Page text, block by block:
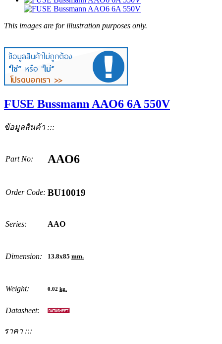
This images are for illustration purposes only.
FUSE Bussmann AAO6 6A 550V
ข้อมูลสินค้า :::
Part No: AAO6
Order Code: BU10019
Series: AAO
Dimension: 13.8x85 mm.
Weight: 0.02 kg.
Datasheet:
ราคา :::